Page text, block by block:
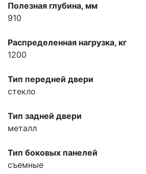
Полезная глубина, мм
910
Распределенная нагрузка, кг
1200
Тип передней двери
стекло
Тип задней двери
металл
Тип боковых панелей
съемные